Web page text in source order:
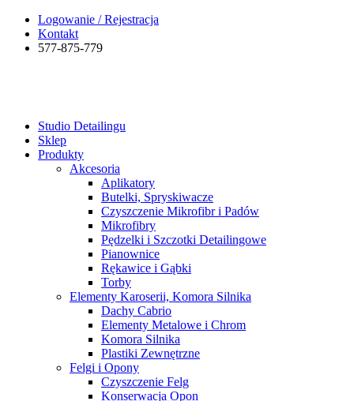
Logowanie / Rejestracja
Kontakt
577-875-779
Studio Detailingu
Sklep
Produkty
Akcesoria
Aplikatory
Butelki, Spryskiwacze
Czyszczenie Mikrofibr i Padów
Mikrofibry
Pędzelki i Szczotki Detailingowe
Pianownice
Rękawice i Gąbki
Torby
Elementy Karoserii, Komora Silnika
Dachy Cabrio
Elementy Metalowe i Chrom
Komora Silnika
Plastiki Zewnętrzne
Felgi i Opony
Czyszczenie Felg
Konserwacja Opon